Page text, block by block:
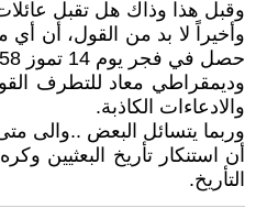
وقبل هذا وذاك هل تقبل عائلات
وأخيراً لا بد من القول، أن
وديمقراطي معاد للتطرف
والادعاءات الكاذبة.
وربما يتسائل البعض ..والى
أن استنكار تأريخ البعثيين
التأريخ.